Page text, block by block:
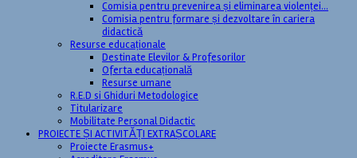
Comisia pentru prevenirea și eliminarea violenței…
Comisia pentru formare și dezvoltare în cariera
didactică
Resurse educaționale
Destinate Elevilor & Profesorilor
Oferta educațională
Resurse umane
R.E.D si Ghiduri Metodologice
Titularizare
Mobilitate Personal Didactic
PROIECTE ȘI ACTIVITĂȚI EXTRAȘCOLARE
Proiecte Erasmus+